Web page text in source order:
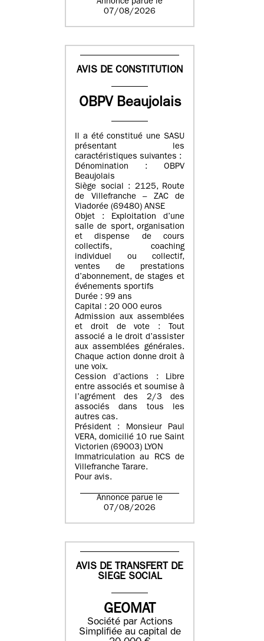
Annonce parue le
07/08/2026
AVIS DE CONSTITUTION
OBPV Beaujolais
Il a été constitué une SASU
présentant les
caractéristiques suivantes :
Dénomination : OBPV
Beaujolais
Siège social : 2125, Route
de Villefranche – ZAC de
Viadorée (69480) ANSE
Objet : Exploitation d’une
salle de sport, organisation
et dispense de cours
collectifs, coaching
individuel ou collectif,
ventes de prestations
d’abonnement, de stages et
événements sportifs
Durée : 99 ans
Capital : 20 000 euros
Admission aux assemblées
et droit de vote : Tout
associé a le droit d’assister
aux assemblées générales.
Chaque action donne droit à
une voix.
Cession d’actions : Libre
entre associés et soumise à
l’agrément des 2/3 des
associés dans tous les
autres cas.
Président : Monsieur Paul
VERA, domicilié 10 rue Saint
Victorien (69003) LYON
Immatriculation au RCS de
Villefranche Tarare.
Pour avis.
Annonce parue le
07/08/2026
AVIS DE TRANSFERT DE
SIEGE SOCIAL
GEOMAT
Société par Actions
Simplifiée au capital de